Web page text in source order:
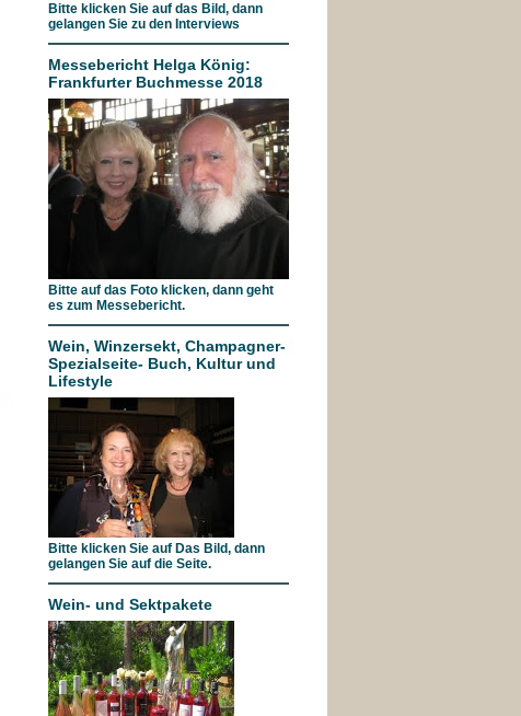
Bitte klicken Sie auf das Bild, dann
gelangen Sie zu den Interviews
Messebericht Helga König:
Frankfurter Buchmesse 2018
Bitte auf das Foto klicken, dann geht
es zum Messebericht.
Wein, Winzersekt, Champagner-
Spezialseite- Buch, Kultur und
Lifestyle
Bitte klicken Sie auf Das Bild, dann
gelangen Sie auf die Seite.
Wein- und Sektpakete